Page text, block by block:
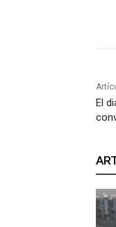
El